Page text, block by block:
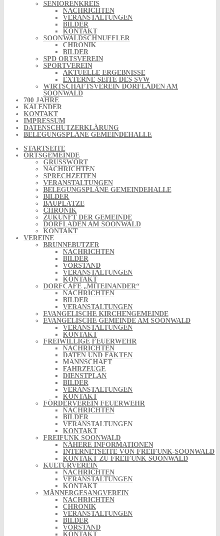
SENIORENKREIS
NACHRICHTEN
VERANSTALTUNGEN
BILDER
KONTAKT
SOONWALDSCHNUFFLER
CHRONIK
BILDER
SPD ORTSVEREIN
SPORTVEREIN
AKTUELLE ERGEBNISSE
EXTERNE SEITE DES SVW
WIRTSCHAFTSVEREIN DORFLADEN AM
SOONWALD
700 JAHRE
KALENDER
KONTAKT
IMPRESSUM
DATENSCHUTZERKLÄRUNG
BELEGUNGSPLÄNE GEMEINDEHALLE
STARTSEITE
ORTSGEMEINDE
GRUSSWORT
NACHRICHTEN
SPRECHZEITEN
VERANSTALTUNGEN
BELEGUNGSPLÄNE GEMEINDEHALLE
BILDER
BAUPLÄTZE
CHRONIK
ZUKUNFT DER GEMEINDE
DORFLADEN AM SOONWALD
KONTAKT
VEREINE
BRUNNEBUTZER
NACHRICHTEN
BILDER
VORSTAND
VERANSTALTUNGEN
KONTAKT
DORFCAFE „MITEINANDER“
NACHRICHTEN
BILDER
VERANSTALTUNGEN
EVANGELISCHE KIRCHENGEMEINDE
EVANGELISCHE GEMEINDE AM SOONWALD
VERANSTALTUNGEN
KONTAKT
FREIWILLIGE FEUERWEHR
NACHRICHTEN
DATEN UND FAKTEN
MANNSCHAFT
FAHRZEUGE
DIENSTPLAN
BILDER
VERANSTALTUNGEN
KONTAKT
FÖRDERVEREIN FEUERWEHR
NACHRICHTEN
BILDER
VERANSTALTUNGEN
KONTAKT
FREIFUNK SOONWALD
NÄHERE INFORMATIONEN
INTERNETSEITE VON FREIFUNK-SOONWALD
KONTAKT ZU FREIFUNK SOONWALD
KULTURVEREIN
NACHRICHTEN
VERANSTALTUNGEN
KONTAKT
MÄNNERGESANGVEREIN
NACHRICHTEN
CHRONIK
VERANSTALTUNGEN
BILDER
VORSTAND
KONTAKT